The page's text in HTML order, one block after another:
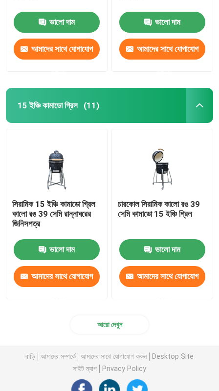
ভালো দাম
আমাদের সাথে যোগাযোগ
ভালো দাম
আমাদের সাথে যোগাযোগ
15 ইঞ্চি কামাডো গ্রিল (11)
সিরামিক 15 ইঞ্চি কামাডো গ্রিল
কালো রঙ 39 সেমি রান্নাঘরের
জিনিসপত্র
ভালো দাম
আমাদের সাথে যোগাযোগ
চারকোল সিরামিক কালো রঙ 39
সেমি কামাডো 15 ইঞ্চি গ্রিল
ভালো দাম
আমাদের সাথে যোগাযোগ
আরো দেখুন
বাড়ি আমাদের সম্পর্কে আমাদের সাথে যোগাযোগ করুন
Desktop Site
সাইট ম্যাপ
Privacy Policy